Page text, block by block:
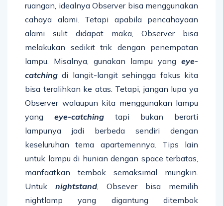
ruangan, idealnya Observer bisa menggunakan
cahaya alami. Tetapi apabila pencahayaan
alami sulit didapat maka, Observer bisa
melakukan sedikit trik dengan penempatan
lampu. Misalnya, gunakan lampu yang eye-
catching di langit-langit sehingga fokus kita
bisa teralihkan ke atas. Tetapi, jangan lupa ya
Observer walaupun kita menggunakan lampu
yang eye-catching tapi bukan berarti
lampunya jadi berbeda sendiri dengan
keseluruhan tema apartemennya. Tips lain
untuk lampu di hunian dengan space terbatas,
manfaatkan tembok semaksimal mungkin.
Untuk nightstand, Obsever bisa memilih
nightlamp yang digantung ditembok